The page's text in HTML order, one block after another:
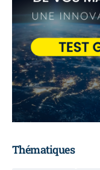
Thématiques